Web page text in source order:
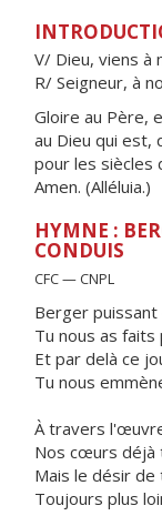
V/ Dieu, viens à
R/ Seigneur, à
Gloire au Père,
au Dieu qui est,
pour les siècles
Amen. (Alléluia.)
HYMNE :
CONDUIS
CFC — CNPL
Berger puissant
Tu nous as faits
Et par delà ce
Tu nous
À travers
Nos cœurs déjà
Mais le désir de
Toujours plus